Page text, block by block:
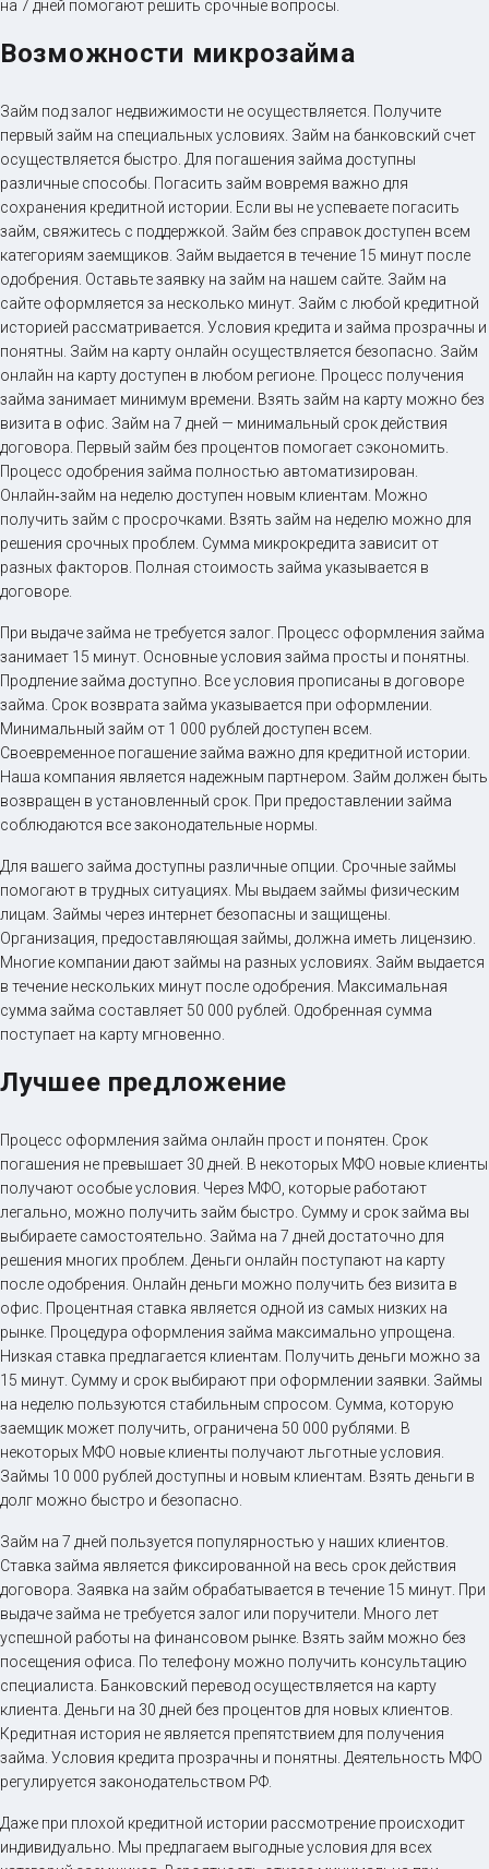
на 7 дней помогают решить срочные вопросы.
Возможности микрозайма
Займ под залог недвижимости не осуществляется. Получите
первый займ на специальных условиях. Займ на банковский счет
осуществляется быстро. Для погашения займа доступны
различные способы. Погасить займ вовремя важно для
сохранения кредитной истории. Если вы не успеваете погасить
займ, свяжитесь с поддержкой. Займ без справок доступен всем
категориям заемщиков. Займ выдается в течение 15 минут после
одобрения. Оставьте заявку на займ на нашем сайте. Займ на
сайте оформляется за несколько минут. Займ с любой кредитной
историей рассматривается. Условия кредита и займа прозрачны и
понятны. Займ на карту онлайн осуществляется безопасно. Займ
онлайн на карту доступен в любом регионе. Процесс получения
займа занимает минимум времени. Взять займ на карту можно без
визита в офис. Займ на 7 дней — минимальный срок действия
договора. Первый займ без процентов помогает сэкономить.
Процесс одобрения займа полностью автоматизирован.
Онлайн‑займ на неделю доступен новым клиентам. Можно
получить займ с просрочками. Взять займ на неделю можно для
решения срочных проблем. Сумма микрокредита зависит от
разных факторов. Полная стоимость займа указывается в
договоре.
При выдаче займа не требуется залог. Процесс оформления займа
занимает 15 минут. Основные условия займа просты и понятны.
Продление займа доступно. Все условия прописаны в договоре
займа. Срок возврата займа указывается при оформлении.
Минимальный займ от 1 000 рублей доступен всем.
Своевременное погашение займа важно для кредитной истории.
Наша компания является надежным партнером. Займ должен быть
возвращен в установленный срок. При предоставлении займа
соблюдаются все законодательные нормы.
Для вашего займа доступны различные опции. Срочные займы
помогают в трудных ситуациях. Мы выдаем займы физическим
лицам. Займы через интернет безопасны и защищены.
Организация, предоставляющая займы, должна иметь лицензию.
Многие компании дают займы на разных условиях. Займ выдается
в течение нескольких минут после одобрения. Максимальная
сумма займа составляет 50 000 рублей. Одобренная сумма
поступает на карту мгновенно.
Лучшее предложение
Процесс оформления займа онлайн прост и понятен. Срок
погашения не превышает 30 дней. В некоторых МФО новые клиенты
получают особые условия. Через МФО, которые работают
легально, можно получить займ быстро. Сумму и срок займа вы
выбираете самостоятельно. Займа на 7 дней достаточно для
решения многих проблем. Деньги онлайн поступают на карту
после одобрения. Онлайн деньги можно получить без визита в
офис. Процентная ставка является одной из самых низких на
рынке. Процедура оформления займа максимально упрощена.
Низкая ставка предлагается клиентам. Получить деньги можно за
15 минут. Сумму и срок выбирают при оформлении заявки. Займы
на неделю пользуются стабильным спросом. Сумма, которую
заемщик может получить, ограничена 50 000 рублями. В
некоторых МФО новые клиенты получают льготные условия.
Займы 10 000 рублей доступны и новым клиентам. Взять деньги в
долг можно быстро и безопасно.
Займ на 7 дней пользуется популярностью у наших клиентов.
Ставка займа является фиксированной на весь срок действия
договора. Заявка на займ обрабатывается в течение 15 минут. При
выдаче займа не требуется залог или поручители. Много лет
успешной работы на финансовом рынке. Взять займ можно без
посещения офиса. По телефону можно получить консультацию
специалиста. Банковский перевод осуществляется на карту
клиента. Деньги на 30 дней без процентов для новых клиентов.
Кредитная история не является препятствием для получения
займа. Условия кредита прозрачны и понятны. Деятельность МФО
регулируется законодательством РФ.
Даже при плохой кредитной истории рассмотрение происходит
индивидуально. Мы предлагаем выгодные условия для всех